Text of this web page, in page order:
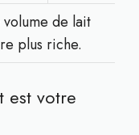
volume de lait
plus riche.
est votre